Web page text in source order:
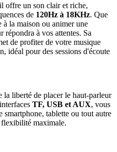
offre un son clair et riche,
de 120Hz à 18KHz. Que
à la maison ou animer une
répondra à vos attentes. Sa
de profiter de votre musique
idéal pour des sessions d'écoute
la liberté de placer le haut-parleur
TF, USB et AUX, vous
tablette ou tout autre
flexibilité maximale.